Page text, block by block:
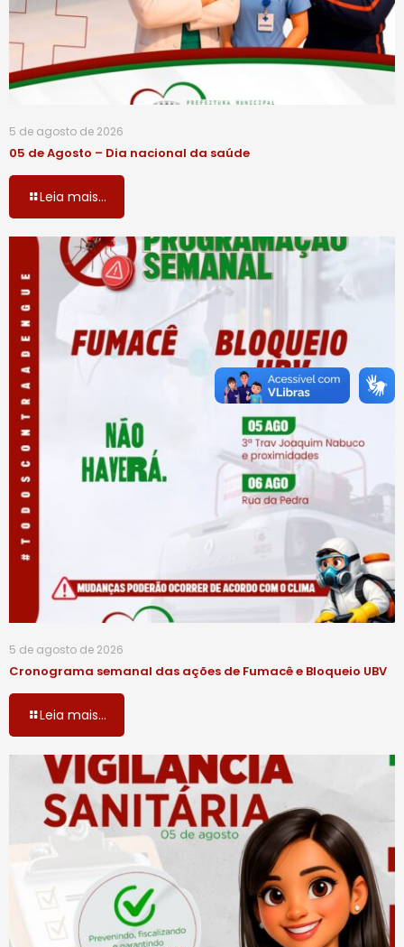
5 de agosto de 2026
05 de Agosto – Dia nacional da saúde
Leia mais...
5 de agosto de 2026
Cronograma semanal das ações de Fumacê e Bloqueio UBV
Leia mais...